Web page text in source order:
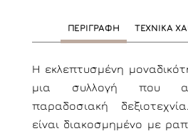
ΠΕΡΙΓΡΑΦΗ ΤΕΧΝΙΚΑ
Η εκλεπτυσμένη
μια συλλογή που
παραδοσιακή
είναι διακοσμημένο με